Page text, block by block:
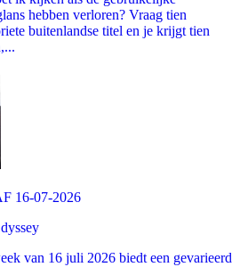
hebben verloren? Vraag tien
buitenlandse titel en je krijgt tien
16-07-2026
van 16 juli 2026 biedt een gevarieerd